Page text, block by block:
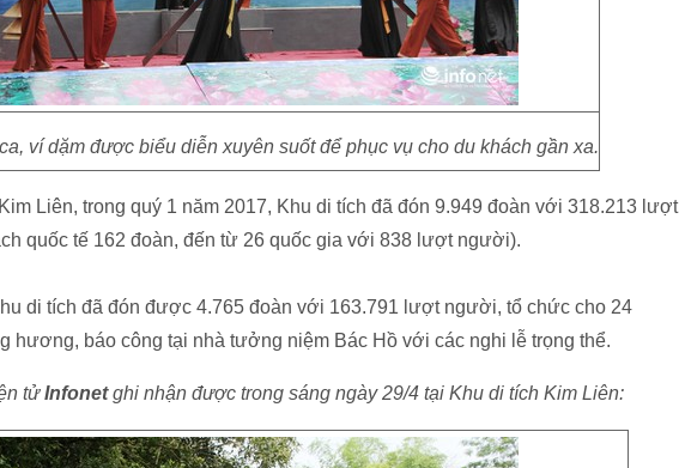
ví dặm được biểu diễn xuyên suốt để phục vụ cho du khách gần xa.
Liên, trong quý 1 năm 2017, Khu di tích đã đón 9.949 đoàn với 318.213 lượt
quốc tế 162 đoàn, đến từ 26 quốc gia với 838 lượt người).
di tích đã đón được 4.765 đoàn với 163.791 lượt người, tổ chức cho 24
hương, báo công tại nhà tưởng niệm Bác Hồ với các nghi lễ trọng thể.
tửInfonetghi nhận được trong sáng ngày 29/4 tại Khu di tích Kim Liên: